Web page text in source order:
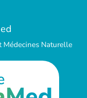
Médecines Naturelle